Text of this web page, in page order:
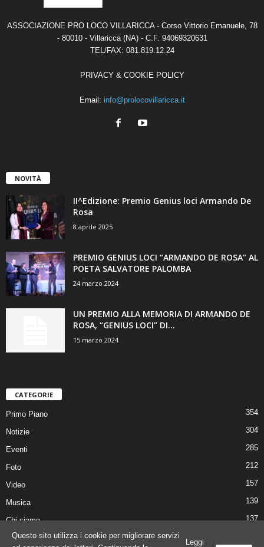
ASSOCIAZIONE PRO LOCO VILLARICCA - Corso Vittorio Emanuele, 78
- 80010 - Villaricca (NA) - C.F. 94069320631
TEL/FAX: 081.819.12.24
PRIVACY & COOKIE POLICY
Email: info@prolocovillaricca.it
NOVITÀ
II^Edizione: Premio Genius loci Armando De
Rosa
8 aprile 2025
PREMIO GENIUS LOCI “ARMANDO DE ROSA” AL
POETA SALVATORE PALOMBA
24 marzo 2024
UN PREMIO ALLA MEMORIA DI ARMANDO DE
ROSA, “GENIUS LOCI” DI...
15 marzo 2024
CATEGORIE
Primo Piano 354
Notizie 304
Eventi 285
Foto 212
Video 157
Musica 139
Chi siamo
137
Questo sito utilizza i cookie per migliorare servizi
Leggi